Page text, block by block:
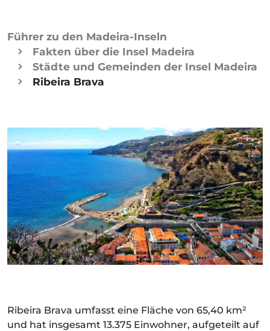
Führer zu den Madeira-Inseln
Fakten über die Insel Madeira
Städte und Gemeinden der Insel Madeira
Ribeira Brava
Ribeira Brava umfasst eine Fläche von 65,40 km²
und hat insgesamt 13.375 Einwohner, aufgeteilt auf